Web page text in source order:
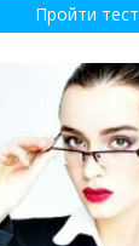
Пройти тест